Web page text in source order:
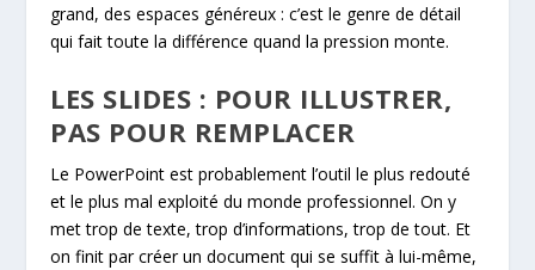
grand, des espaces généreux : c’est le genre de détail
qui fait toute la différence quand la pression monte.
LES SLIDES : POUR ILLUSTRER,
PAS POUR REMPLACER
Le PowerPoint est probablement l’outil le plus redouté
et le plus mal exploité du monde professionnel. On y
met trop de texte, trop d’informations, trop de tout. Et
on finit par créer un document qui se suffit à lui-même,